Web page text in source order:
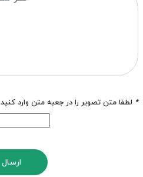
* لطفا متن تصویر را در جعبه متن وارد کنید
ارسال